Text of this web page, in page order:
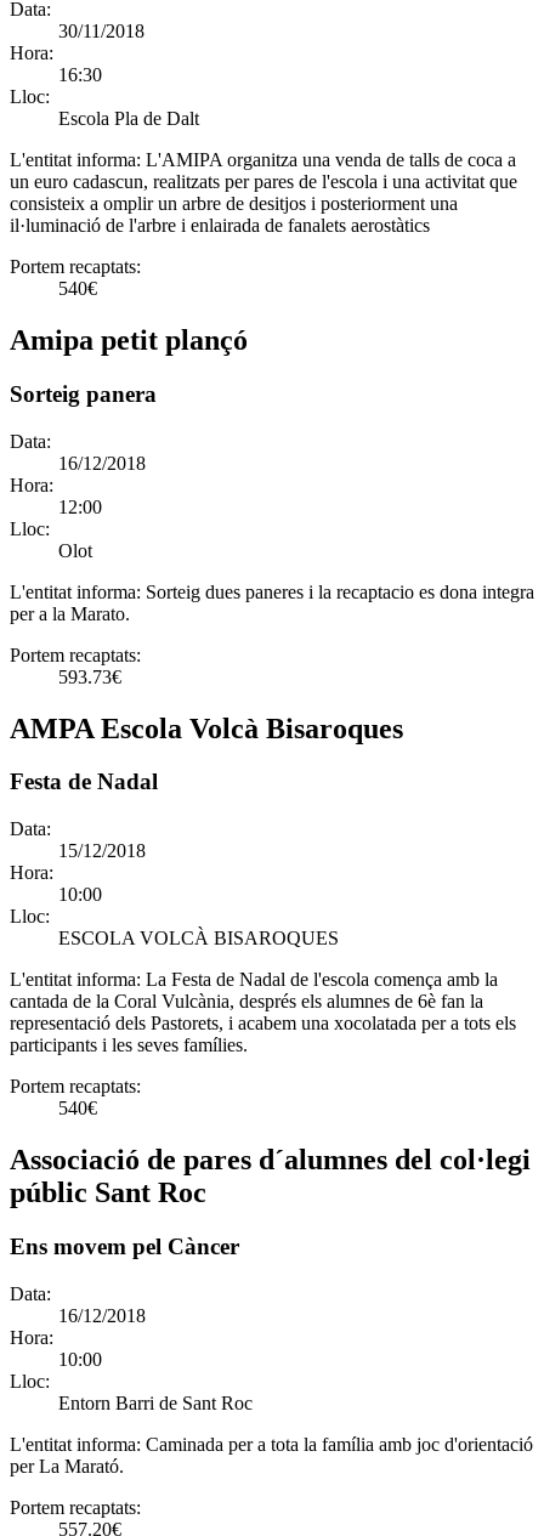
Data:
30/11/2018
Hora:
16:30
Lloc:
Escola Pla de Dalt
L'entitat informa: L'AMIPA organitza una venda de talls de coca a
un euro cadascun, realitzats per pares de l'escola i una activitat que
consisteix a omplir un arbre de desitjos i posteriorment una
il·luminació de l'arbre i enlairada de fanalets aerostàtics
Portem recaptats:
540€
Amipa petit plançó
Sorteig panera
Data:
16/12/2018
Hora:
12:00
Lloc:
Olot
L'entitat informa: Sorteig dues paneres i la recaptacio es dona integra
per a la Marato.
Portem recaptats:
593.73€
AMPA Escola Volcà Bisaroques
Festa de Nadal
Data:
15/12/2018
Hora:
10:00
Lloc:
ESCOLA VOLCÀ BISAROQUES
L'entitat informa: La Festa de Nadal de l'escola comença amb la
cantada de la Coral Vulcània, després els alumnes de 6è fan la
representació dels Pastorets, i acabem una xocolatada per a tots els
participants i les seves famílies.
Portem recaptats:
540€
Associació de pares d´alumnes del col·legi
públic Sant Roc
Ens movem pel Càncer
Data:
16/12/2018
Hora:
10:00
Lloc:
Entorn Barri de Sant Roc
L'entitat informa: Caminada per a tota la família amb joc d'orientació
per La Marató.
Portem recaptats:
557.20€